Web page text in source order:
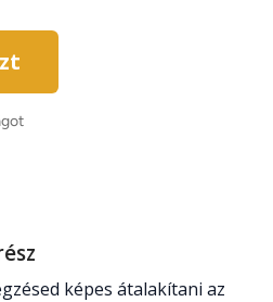
képes átalakítani az